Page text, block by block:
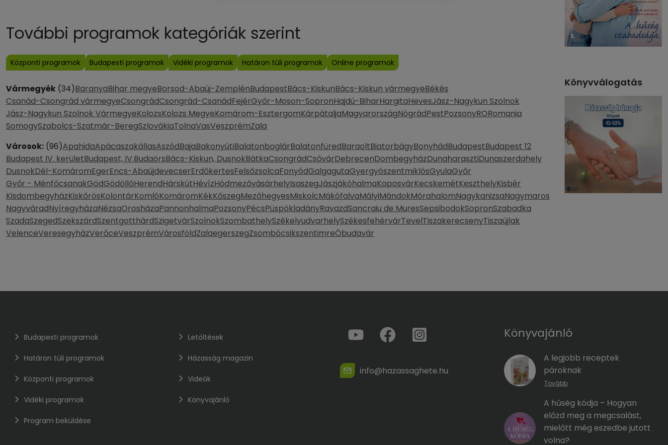
További programok kategóriák szerint
Központi programok Budapesti programok Vidéki programok Határon túli programok Online programok
Vármegyék (34)BaranyaBihar megyeBorsod-Abaúj-ZemplénBudapestBács-KiskunBács-Kiskun vármegyeBékés
Csanád-Csongrád vármegyeCsongrádCsongrád-CsanádFejérGyőr-Moson-SopronHajdú-BiharHargitaHevesJász-Nagykun Szolnok
Jász-Nagykun Szolnok VármegyeKolozsKolozs MegyeKomárom-EsztergomKárpátaljaMagyarországNógrádPestPozsonyRORomania
SomogySzabolcs-Szatmár-BeregSzlovákiaTolnaVasVeszprémZala
Városok: (96)ApahidaApácaszakállasAszódBajaBakonyútiBalatonboglárBalatonfüredBaraoltBiatorbágyBonyhádBudapestBudapest 12
Budapest IV. kerületBudapest, IV.BudaörsBács-Kiskun, DusnokBátkaCsongrádCsővárDebrecenDombegyházDunaharasztiDunaszerdahely
DusnokDél-KomáromEgerEncs-AbaújdevecserErdőkertesFelsőzsolcaFonyódGalgagutaGyergyószentmiklósGyulaGyőr
Győr - MénfőcsanakGödGödöllőHerendHárskútHévízHódmezővásárhelyIsaszegJászjákóhalmaKaposvárKecskemétKeszthelyKisbér
KisdombegyházKiskőrösKolontárKomlóKomáromKékKőszegMezőhegyesMiskolcMákófalvaMályiMándokMórahalomNagykanizsaNagymaros
NagyváradNyíregyházaNézsaOrosházaPannonhalmaPozsonyPécsPüspökladányRavazdSancraiu de MuresSepsibodokSopronSzabadka
SzadaSzegedSzekszárdSzentgotthárdSzigetvárSzolnokSzombathelySzékelyudvarhelySzékesfehérvárTevelTiszakerecsenyTiszaújlak
VelenceVeresegyházVerőceVeszprémVárosföldZalaegerszegZsombócsikszentimreÓbudavár
Könyvválogatás
Budapesti programok
Határon túli programok
Központi programok
Vidéki programok
Program beküldése
Letöltések
Házasság magazin
Videók
Könyvajánló
info@hazassaghete.hu
Könyvajánló
A legjobb receptek
pároknak
Tovább
A hűség kódja – Hogyan
előzd meg a megcsalást,
mielőtt még eszedbe jutott
volna?